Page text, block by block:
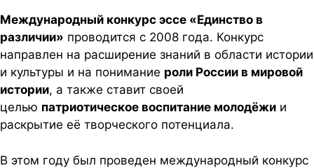
Международный конкурс эссе «Единство в
различии» проводится с 2008 года. Конкурс
направлен на расширение знаний в области истории
и культуры и на понимание роли России в мировой
истории, а также ставит своей
целью патриотическое воспитание молодёжи и
раскрытие её творческого потенциала.
В этом году был проведен международный конкурс